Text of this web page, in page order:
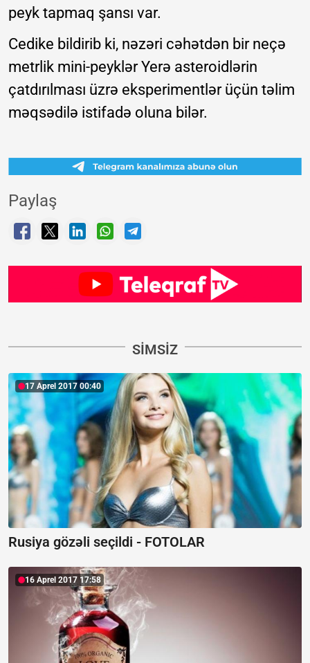
peyk tapmaq şansı var.
​Cedike bildirib ki, nəzəri cəhətdən bir neçə
metrlik mini-peyklər Yerə asteroidlərin
çatdırılması üzrə eksperimentlər üçün təlim
məqsədilə istifadə oluna bilər.
Paylaş
SIMSIZ
17 Aprel 2017 00:40
Rusiya gözəli seçildi - FOTOLAR
16 Aprel 2017 17:58